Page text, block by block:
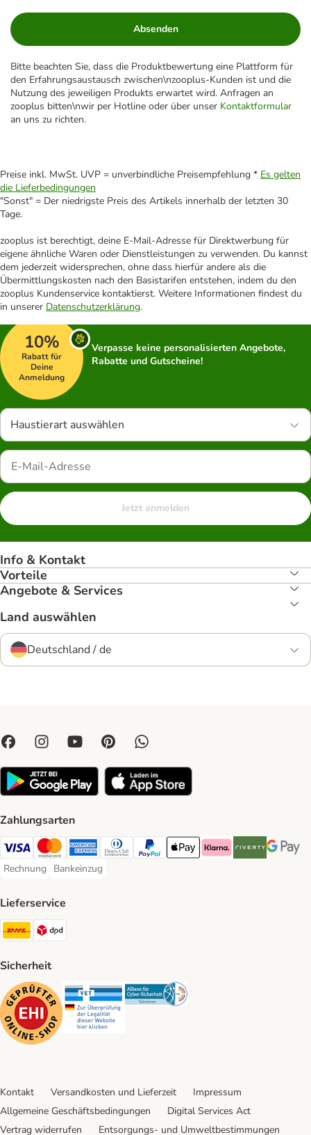
Absenden
Bitte beachten Sie, dass die Produktbewertung eine Plattform für
den Erfahrungsaustausch zwischen\nzooplus-Kunden ist und die
Nutzung des jeweiligen Produkts erwartet wird. Anfragen an
zooplus bitten\nwir per Hotline oder über unser Kontaktformular
an uns zu richten.
Preise inkl. MwSt. UVP = unverbindliche Preisempfehlung * Es gelten
die Lieferbedingungen
"Sonst" = Der niedrigste Preis des Artikels innerhalb der letzten 30
Tage.
zooplus ist berechtigt, deine E-Mail-Adresse für Direktwerbung für
eigene ähnliche Waren oder Dienstleistungen zu verwenden. Du kannst
dem jederzeit widersprechen, ohne dass hierfür andere als die
Übermittlungskosten nach den Basistarifen entstehen, indem du den
zooplus Kundenservice kontaktierst. Weitere Informationen findest du
in unserer Datenschutzerklärung.
10%
Rabatt für
Deine
Anmeldung
Verpasse keine personalisierten Angebote,
Rabatte und Gutscheine!
Haustierart auswählen
Jetzt anmelden
Info & Kontakt
Vorteile
Angebote & Services
Land auswählen
Deutschland / de
Zahlungsarten
Visa Payment Method
Mastercard Payment Method
American Express Payment Method
Diners Club Payment Method
PayPal Payment Method
Apple Pay Payment Method
Klarna Payment Method
Riverty Payment
Google
Rechnung
Rechnung Payment Method
Bankeinzug
Bankeinzug Payment Method
Lieferservice
DHL Shipping Method
Sicherheit
Security Security Security
Kontakt Versandkosten und Lieferzeit
Impressum
Allgemeine Geschäftsbedingungen
Digital Services Act
Vertrag widerrufen
Entsorgungs- und Umweltbestimmungen